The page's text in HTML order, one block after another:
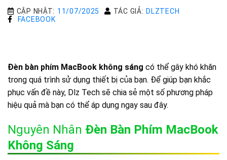
CẬP NHẬT: 11/07/2025 TÁC GIẢ: DLZTECH
FACEBOOK
Đèn bàn phím MacBook không sáng có thể gây khó khăn
trong quá trình sử dụng thiết bị của bạn. Để giúp bạn khắc
phục vấn đề này, Dlz Tech sẽ chia sẻ một số phương pháp
hiệu quả mà bạn có thể áp dụng ngay sau đây.
Nguyên Nhân Đèn Bàn Phím MacBook
Không Sáng